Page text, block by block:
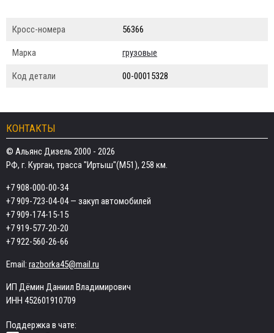
Кросс-номера 56366
Марка грузовые
Код детали 00-00015328
КОНТАКТЫ
© Альянс Дизель 2000 - 2026
РФ, г. Курган, трасса "Иртыш"(М51), 258 км.
+7 908-000-00-34
+7 909-723-04-04— закуп автомобилей
+7 909-174-15-15
+7 919-577-20-20
+7 922-560-26-66
Email: razborka45@mail.ru
ИП Дёмин Даниил Владимирович
ИНН 452601910709
Поддержка в чате: